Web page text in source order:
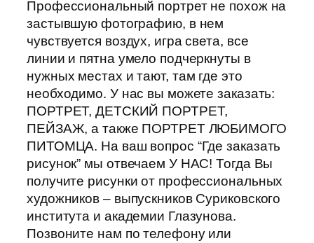
Профессиональный портрет не похож на
застывшую фотографию, в нем
чувствуется воздух, игра света, все
линии и пятна умело подчеркнуты в
нужных местах и тают, там где это
необходимо. У нас вы можете заказать:
ПОРТРЕТ, ДЕТСКИЙ ПОРТРЕТ,
ПЕЙЗАЖ, а также ПОРТРЕТ ЛЮБИМОГО
ПИТОМЦА. На ваш вопрос “Где заказать
рисунок” мы отвечаем У НАС! Тогда Вы
получите рисунки от профессиональных
художников – выпускников Суриковского
института и академии Глазунова.
Позвоните нам по телефону или